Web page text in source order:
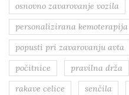
osnovno zavarovanje vozila
personalizirana kemoterapija
popusti pri zavarovanju avta
počitnice
pravilna drža
rakave celice
senčila